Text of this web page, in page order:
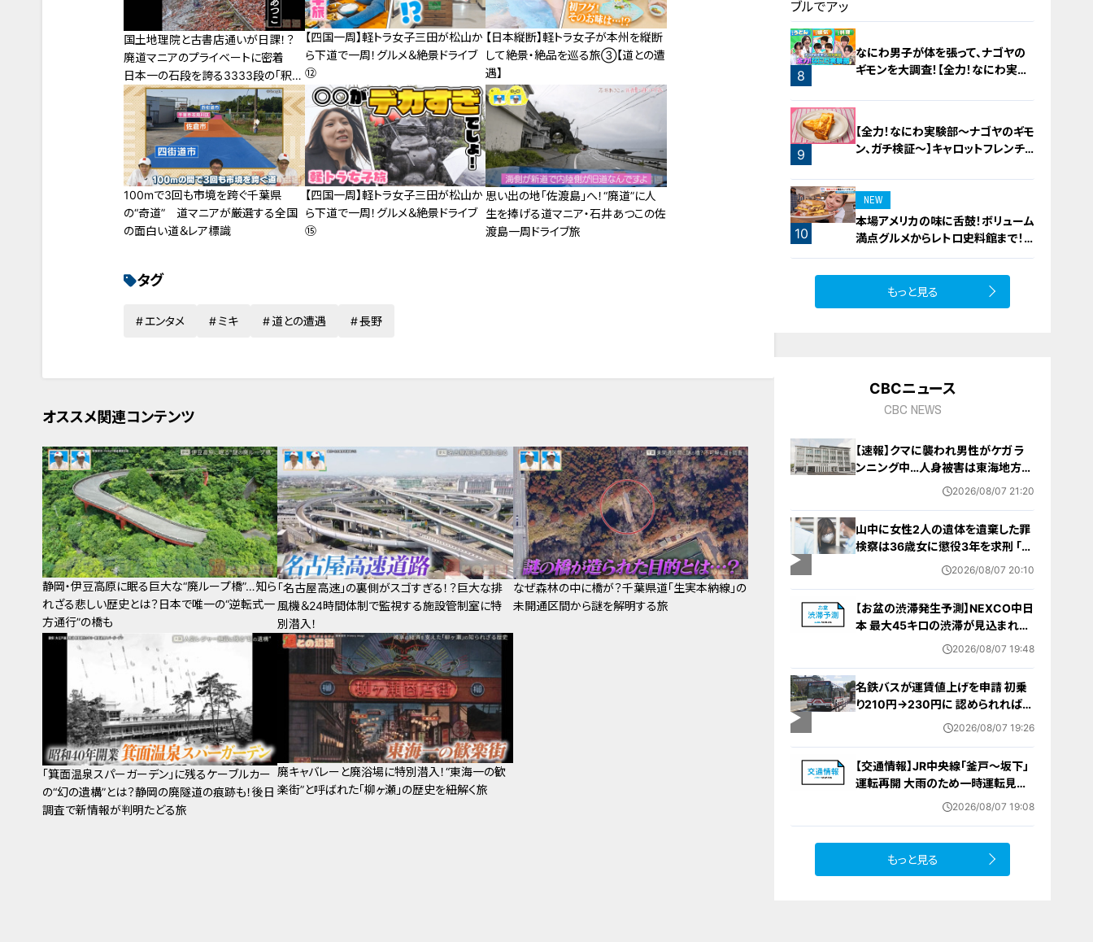
国土地理院と古書店通いが日課！？
廃道マニアのプライベートに密着
日本一の石段を誇る3333段の「釈迦
院御坂遊歩道」も
【四国一周】軽トラ女子三田が松山か
ら下道で一周！グルメ＆絶景ドライブ
⑫
【日本縦断】軽トラ女子が本州を縦断
して絶景・絶品を巡る旅③【道との遭
遇】
100mで3回も市境を跨ぐ千葉県
の“奇道” 道マニアが厳選する全国
の面白い道＆レア標識
【四国一周】軽トラ女子三田が松山か
ら下道で一周！グルメ＆絶景ドライブ
⑮
思い出の地「佐渡島」へ！“廃道”に人
生を捧げる道マニア・石井あつこの佐
渡島一周ドライブ旅
タグ
エンタメ ミキ 道との遭遇 長野
オススメ関連コンテンツ
静岡・伊豆高原に眠る巨大な“廃ループ橋”…知ら
れざる悲しい歴史とは？日本で唯一の“逆転式一
方通行”の橋も
「名古屋高速」の裏側がスゴすぎる！？巨大な排
風機＆24時間体制で監視する施設管制室に特
別潜入！
なぜ森林の中に橋が？千葉県道「生実本納線」の
未開通区間から謎を解明する旅
「箕面温泉スパーガーデン」に残るケーブルカー
の“幻の遺構”とは？静岡の廃隧道の痕跡も！後日
調査で新情報が判明たどる旅
廃キャバレーと廃浴場に特別潜入！“東海一の歓
楽街”と呼ばれた「柳ヶ瀬」の歴史を紐解く旅
6
7
8
なにわ男子が体を張って、ナゴヤの
ギモンを大調査！【全力！なにわ実験
9
【全力！なにわ実験部～ナゴヤのギモ
ン、ガチ検証～】キャロットフレンチ
10
NEW
本場アメリカの味に舌鼓！ボリューム
満点グルメからレトロ史料館まで！
愛知・東海市の感動スポット3選
もっと見る
CBCニュース
CBC NEWS
【速報】クマに襲われ男性がケガ ラ
ンニング中…人身被害は東海地方で
今シーズン初めて 岐阜県高山市
2026/08/07 21:20
山中に女性2人の遺体を遺棄した罪
検察は36歳女に懲役3年を求刑 ｢遺
棄時に近くに居続けたこと自体が重
2026/08/07 20:10
【お盆の渋滞発生予測】NEXCO中日
本 最大45キロの渋滞が見込まれる
区間も… 中央道・東名・新東名・東名
2026/08/07 19:48
名鉄バスが運賃値上げを申請 初乗
り210円→230円に 認められれば
12月から全路線で平均1割程度の値
2026/08/07 19:26
【交通情報】JR中央線「釜戸～坂下」
運転再開 大雨のため一時運転見合
2026/08/07 19:08
もっと見る